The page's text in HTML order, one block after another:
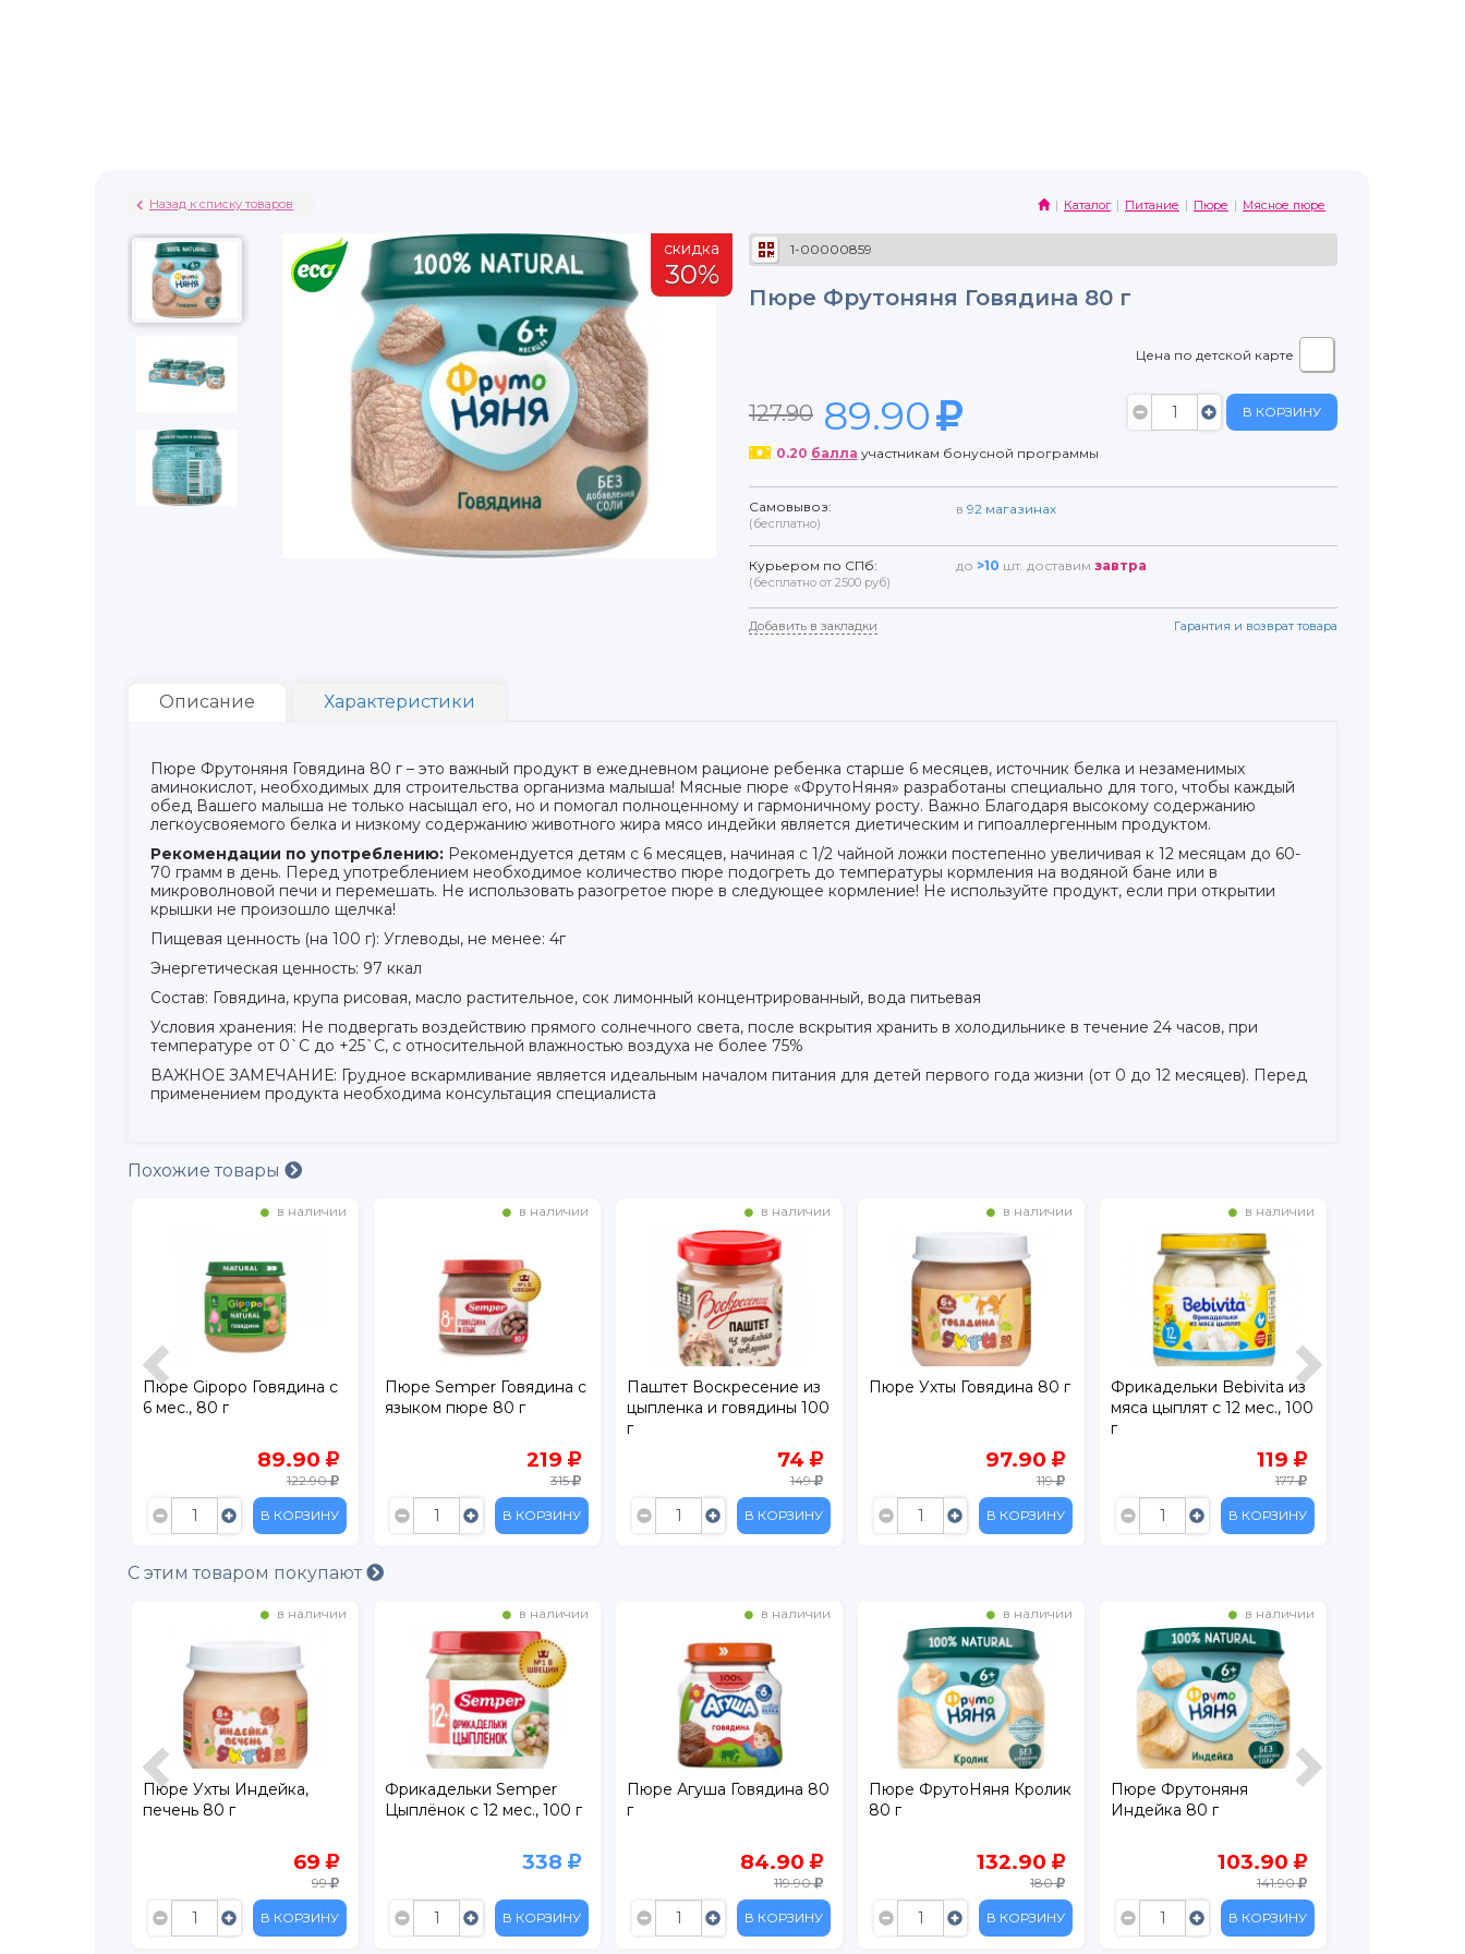
Назад к списку товаров Каталог Питание Пюре Мясное пюре
скидка
30%
1-00000859
Пюре Фрутоняня Говядина 80 г
Цена по детской карте
127.90 89.90 В КОРЗИНУ
0.20 балла участникам бонусной программы
Самовывоз:
(бесплатно)
в 92 магазинах
Курьером по СПб:
(бесплатно от 2500 руб)
до >10 шт. доставим завтра
Добавить в закладки Гарантия и возврат товара
Описание Характеристики
Пюре Фрутоняня Говядина 80 г – это важный продукт в ежедневном рационе ребенка старше 6 месяцев, источник белка и незаменимых
аминокислот, необходимых для строительства организма малыша! Мясные пюре «ФрутоНяня» разработаны специально для того, чтобы каждый
обед Вашего малыша не только насыщал его, но и помогал полноценному и гармоничному росту. Важно Благодаря высокому содержанию
легкоусвояемого белка и низкому содержанию животного жира мясо индейки является диетическим и гипоаллергенным продуктом.
Рекомендации по употреблению: Рекомендуется детям с 6 месяцев, начиная с 1/2 чайной ложки постепенно увеличивая к 12 месяцам до 60-
70 грамм в день. Перед употреблением необходимое количество пюре подогреть до температуры кормления на водяной бане или в
микроволновой печи и перемешать. Не использовать разогретое пюре в следующее кормление! Не используйте продукт, если при открытии
крышки не произошло щелчка!
Пищевая ценность (на 100 г): Углеводы, не менее: 4г
Энергетическая ценность: 97 ккал
Состав: Говядина, крупа рисовая, масло растительное, сок лимонный концентрированный, вода питьевая
Условия хранения: Не подвергать воздействию прямого солнечного света, после вскрытия хранить в холодильнике в течение 24 часов, при
температуре от 0`С до +25`С, с относительной влажностью воздуха не более 75%
ВАЖНОЕ ЗАМЕЧАНИЕ: Грудное вскармливание является идеальным началом питания для детей первого года жизни (от 0 до 12 месяцев). Перед
применением продукта необходима консультация специалиста
Похожие товары
в наличии
Пюре Gipopo Говядина с
6 мес., 80 г
89.90
122.90
В КОРЗИНУ
в наличии
Пюре Semper Говядина с
языком пюре 80 г
219
315
В КОРЗИНУ
в наличии
Паштет Воскресение из
цыпленка и говядины 100
г
74
149
В КОРЗИНУ
в наличии
Пюре Ухты Говядина 80 г
97.90
119
В КОРЗИНУ
в наличии
Фрикадельки Bebivita из
мяса цыплят с 12 мес., 100
г
119
177
В КОРЗИНУ
С этим товаром покупают
в наличии
Пюре Ухты Индейка,
печень 80 г
69
99
В КОРЗИНУ
в наличии
Фрикадельки Semper
Цыплёнок с 12 мес., 100 г
338
В КОРЗИНУ
в наличии
Пюре Агуша Говядина 80
г
84.90
119.90
В КОРЗИНУ
в наличии
Пюре ФрутоНяня Кролик
80 г
132.90
180
В КОРЗИНУ
в наличии
Пюре Фрутоняня
Индейка 80 г
103.90
141.90
В КОРЗИНУ